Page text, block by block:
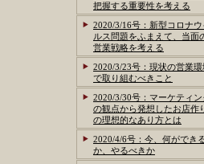
把握する重要性を考える
2020/3/16号：新型コロナウ
ルス問題をふまえて、当面
営業戦略を考える
2020/3/23号：現状の営業環
で取り組むべきこと
2020/3/30号：マーケティン
の観点から発想したお店作
の理想的なあり方とは
2020/4/6号：今、何ができ
か、やるべきか